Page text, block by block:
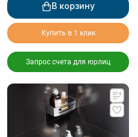
В корзину
Купить в 1 клик
Запрос счета для юрлиц